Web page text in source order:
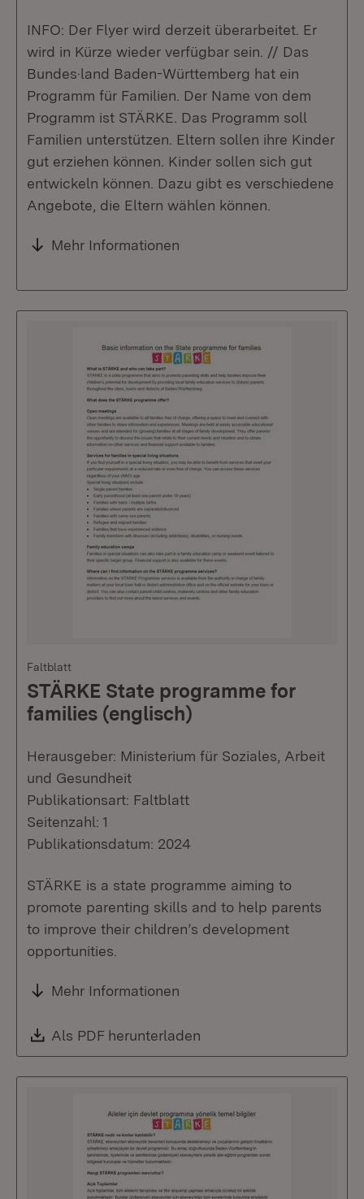
INFO: Der Flyer wird derzeit überarbeitet. Er
wird in Kürze wieder verfügbar sein. // Das
Bundes·land Baden-Württemberg hat ein
Programm für Familien. Der Name von dem
Programm ist STÄRKE. Das Programm soll
Familien unterstützen. Eltern sollen ihre Kinder
gut erziehen können. Kinder sollen sich gut
entwickeln können. Dazu gibt es verschiedene
Angebote, die Eltern wählen können.
Mehr Informationen
Faltblatt
STÄRKE State programme for
families (englisch)
Herausgeber: Ministerium für Soziales, Arbeit
und Gesundheit
Publikationsart: Faltblatt
Seitenzahl: 1
Publikationsdatum: 2024
STÄRKE is a state programme aiming to
promote parenting skills and to help parents
to improve their children’s development
opportunities.
Mehr Informationen
Download:
Als PDF herunterladen